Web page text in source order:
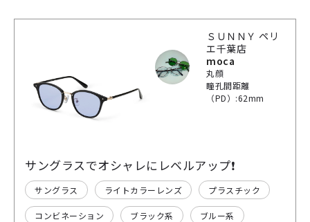
ＳＵＮＮＹ ペリ
エ千葉店
moca
丸顔
瞳孔間距離
（PD）:62mm
サングラスでオシャレにレベルアップ❗️
サングラス ライトカラーレンズ プラスチック
コンビネーション ブラック系 ブルー系